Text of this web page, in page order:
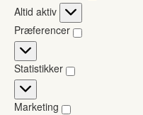
Funktionsdygtig
Altid aktiv
Præferencer
Præferencer
Statistikker
Statistikker
Marketing